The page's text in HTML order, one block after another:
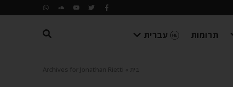
תרומות עברית
בית Archives for Jonathan Rietti